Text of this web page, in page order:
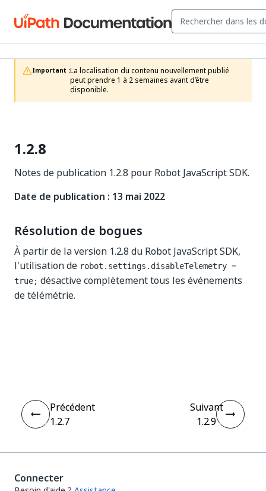
Important :La localisation du contenu nouvellement publié
peut prendre 1 à 2 semaines avant d’être
disponible.
1.2.8
Notes de publication 1.2.8 pour Robot JavaScript SDK.
Date de publication : 13 mai 2022
Résolution de bogues
À partir de la version 1.2.8 du Robot JavaScript SDK,
l'utilisation de robot.settings.disableTelemetry =
true; désactive complètement tous les événements
de télémétrie.
Précédent
1.2.7
Suivant
1.2.9
Connecter